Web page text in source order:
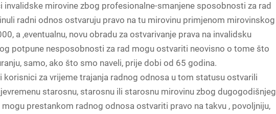
invalidske mirovine zbog profesionalne-smanjene sposobnosti za rad
radni odnos ostvaruju pravo na tu mirovinu primjenom mirovinskog
a ,eventualnu, novu obradu za ostvarivanje prava na invalidsku
potpune nesposobnosti za rad mogu ostvariti neovisno o tome što
samo, ako što smo naveli, prije dobi od 65 godina.
korisnici za vrijeme trajanja radnog odnosa u tom statusu ostvarili
starosnu, starosnu ili starosnu mirovinu zbog dugogodišnjeg
prestankom radnog odnosa ostvariti pravo na takvu , povoljniju,